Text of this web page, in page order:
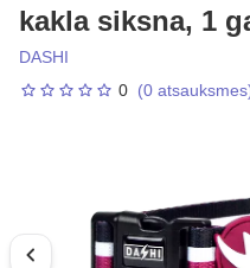
kakla siksna, 1
DASHI
0 (0